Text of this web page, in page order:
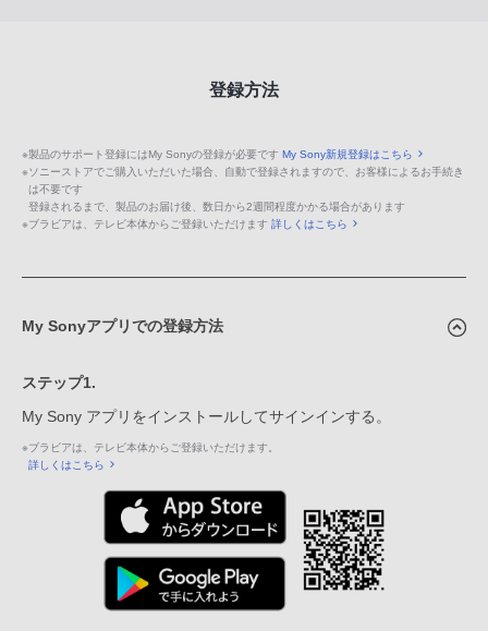
登録方法
※製品のサポート登録にはMy Sonyの登録が必要です My Sony新規登録はこちら
※ソニーストアでご購入いただいた場合、自動で登録されますので、お客様によるお手続き
は不要です
登録されるまで、製品のお届け後、数日から2週間程度かかる場合があります
※ブラビアは、テレビ本体からご登録いただけます 詳しくはこちら
My Sonyアプリでの登録方法
ステップ1.
My Sony アプリをインストールしてサインインする。
※ブラビアは、テレビ本体からご登録いただけます。
詳しくはこちら